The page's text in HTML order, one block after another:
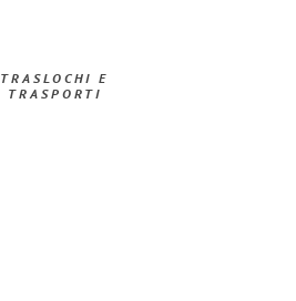
TRASLOCHI E
TRASPORTI​